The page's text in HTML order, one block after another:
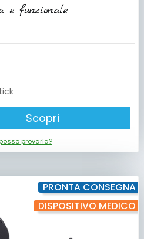
e funzionale
Scopri
provarla?
PRONTA CONSEGNA
DISPOSITIVO MEDICO